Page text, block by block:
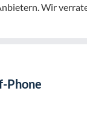
Wir
Phone